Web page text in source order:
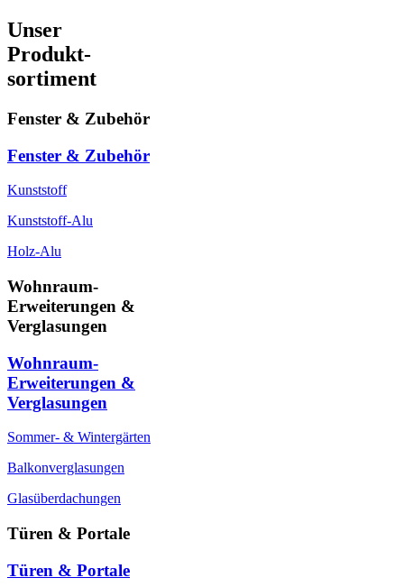
Unser
Produkt-
sortiment
Fenster & Zubehör
Fenster & Zubehör
Kunststoff
Kunststoff-Alu
Holz-Alu
Wohnraum-
Erweiterungen &
Verglasungen
Wohnraum-
Erweiterungen &
Verglasungen
Sommer- & Wintergärten
Balkonverglasungen
Glasüberdachungen
Türen & Portale
Türen & Portale